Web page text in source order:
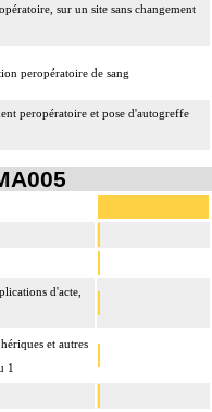
sur un site sans changement
peropératoire de sang
peropératoire et pose d'autogreffe
d'acte,
et autres
1